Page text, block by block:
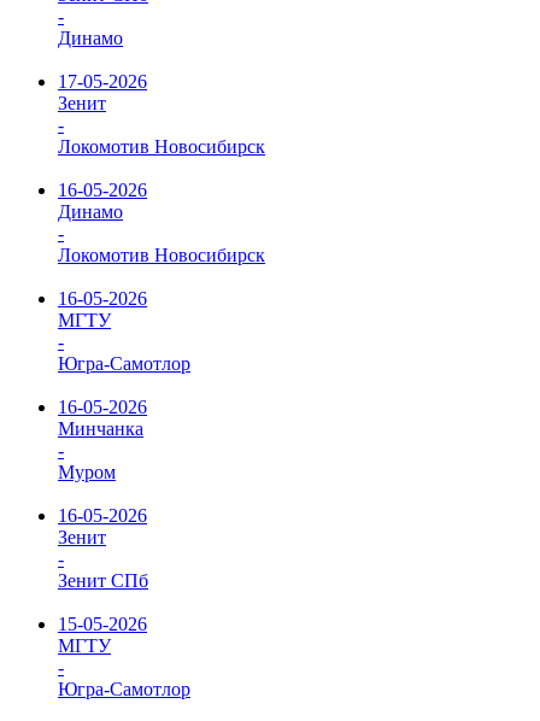
-
Динамо
17-05-2026
Зенит
-
Локомотив Новосибирск
16-05-2026
Динамо
-
Локомотив Новосибирск
16-05-2026
МГТУ
-
Югра-Самотлор
16-05-2026
Минчанка
-
Муром
16-05-2026
Зенит
-
Зенит СПб
15-05-2026
МГТУ
-
Югра-Самотлор